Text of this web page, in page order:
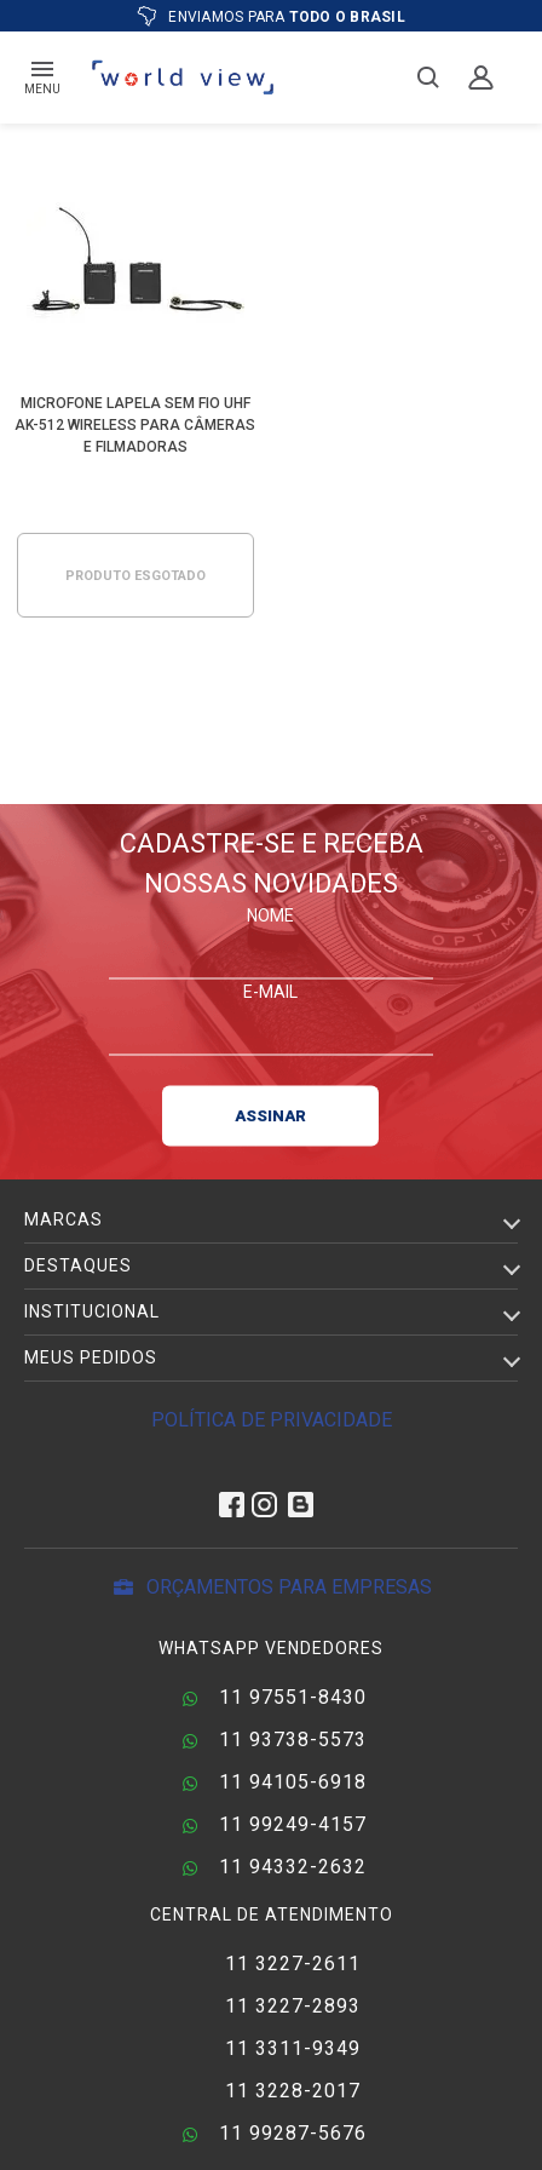
ENVIAMOS PARA TODO O BRASIL
MENU
MICROFONE LAPELA SEM FIO UHF
AK-512 WIRELESS PARA CÂMERAS
E FILMADORAS
PRODUTO ESGOTADO
E tudo sobre fotografia
FIQUE POR DENTRO
CADASTRE-SE E RECEBA
NOSSAS NOVIDADES
NOME
E-MAIL
MARCAS
DESTAQUES
INSTITUCIONAL
MEUS PEDIDOS
POLÍTICA DE PRIVACIDADE
ORÇAMENTOS PARA EMPRESAS
WHATSAPP VENDEDORES
11 97551-8430
11 93738-5573
11 94105-6918
11 99249-4157
11 94332-2632
CENTRAL DE ATENDIMENTO
11 3227-2611
11 3227-2893
11 3311-9349
11 3228-2017
11 99287-5676